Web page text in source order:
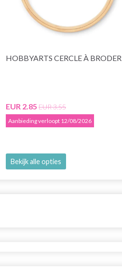
HOBBYARTS CERCLE À BRODER
EUR 2.85 EUR 3.55
Aanbieding verloopt 12/08/2026
Bekijk alle opties